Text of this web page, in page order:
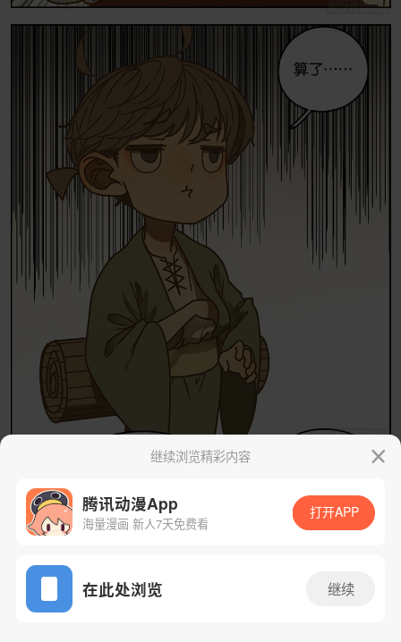
App免费看
继续浏览精彩内容
腾讯动漫App
海量漫画 新人7天免费看
打开APP
在此处浏览 继续